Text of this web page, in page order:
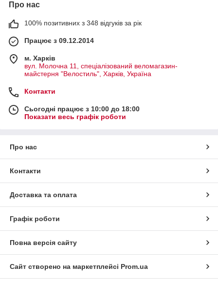
Про нас
100% позитивних з 348 відгуків за рік
Працює з 09.12.2014
м. Харків
вул. Молочна 11, спеціалізований веломагазин-
майстерня "Велостиль", Харків, Україна
Контакти
Сьогодні працює з 10:00 до 18:00
Показати весь графік роботи
Про нас
Контакти
Доставка та оплата
Графік роботи
Повна версія сайту
Сайт створено на маркетплейсі Prom.ua